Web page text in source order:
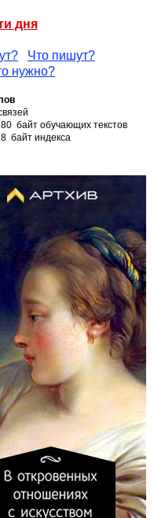
дня
Что пишут?
нужно?
байт обучающих текстов
байт индекса